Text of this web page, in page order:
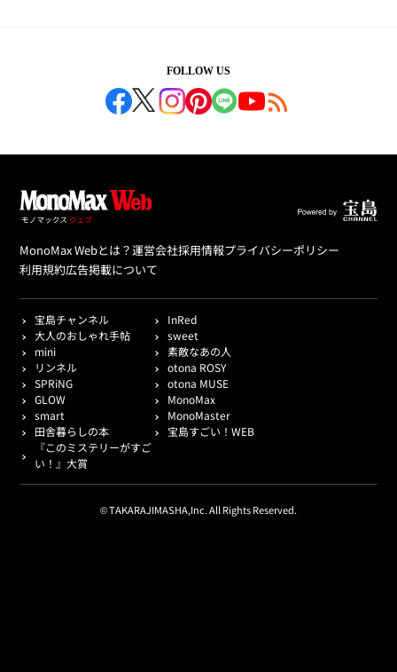
FOLLOW US
MonoMax Webとは？運営会社採用情報プライバシーポリシー
利用規約広告掲載について
宝島チャンネル
InRed
大人のおしゃれ手帖
sweet
mini
素敵なあの人
リンネル
otona ROSY
SPRiNG
otona MUSE
GLOW
MonoMax
smart
MonoMaster
田舎暮らしの本
宝島すごい！WEB
『このミステリーがすご
い！』大賞
© TAKARAJIMASHA,Inc. All Rights Reserved.